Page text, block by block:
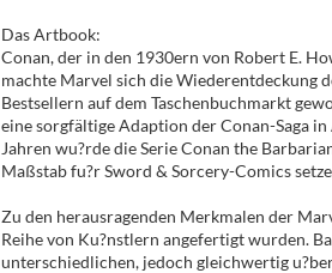
Das Artbook:
Conan, der in den 1930ern von Robert E.
machte Marvel sich die Wiederentdeckung
Bestsellern auf dem Taschenbuchmarkt
eine sorgfältige Adaption der Conan-Saga
Jahren wu?rde die Serie Conan the
Maßstab fu?r Sword & Sorcery-Comics
Zu den herausragenden Merkmalen der
Reihe von Ku?nstlern angefertigt wurden.
unterschiedlichen, jedoch gleichwertig